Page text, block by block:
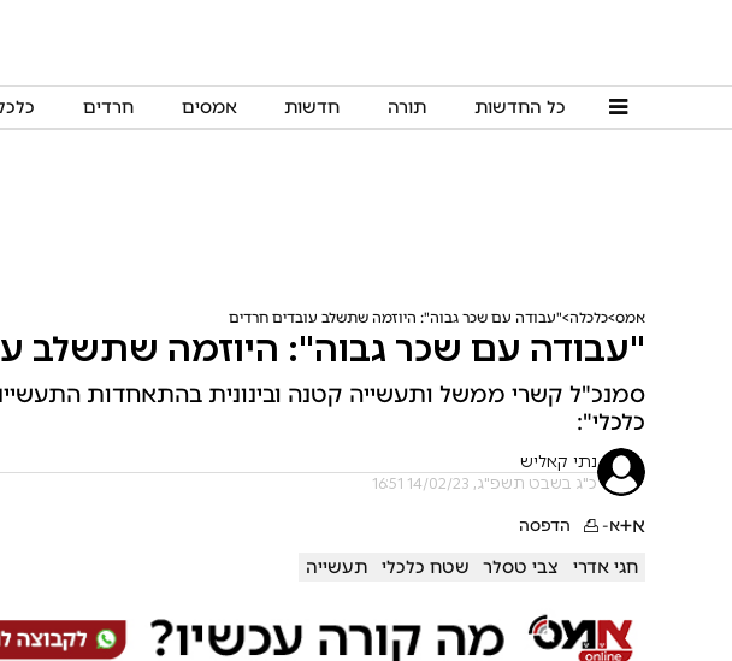
כל החדשות תורה חדשות אמסים חרדים
אמס כלכלה "עבודה עם שכר גבוה": היוזמה שתשלב עובדים חרדים
"עבודה עם שכר גבוה": היוזמה שתשלב
סמנכ"ל קשרי ממשל ותעשייה קטנה ובינונית בהתאחדות
כלכלי":
נתי קאליש
כ"ג בשבט תשפ"ג, 14/02/23 16:51
א+א- הדפסה
חגי אדרי צבי טסלר שטח כלכלי תעשייה